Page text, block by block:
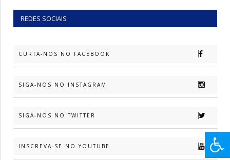
REDES SOCIAIS
CURTA-NOS NO FACEBOOK
SIGA-NOS NO INSTAGRAM
SIGA-NOS NO TWITTER
INSCREVA-SE NO YOUTUBE